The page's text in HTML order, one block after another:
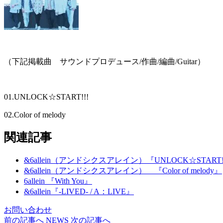
（下記掲載曲 サウンドプロデュース/作曲/編曲/Guitar）
01.UNLOCK☆START!!!
02.Color of melody
関連記事
&6allein（アンドシクスアレイン）『
&6allein（アンドシクスアレイン） 『Color of melody』
6allein 『With You』
&6allein『-LIVED- / A：LIVE』
お問い合わせ
前の記事へ NEWS 次の記事へ